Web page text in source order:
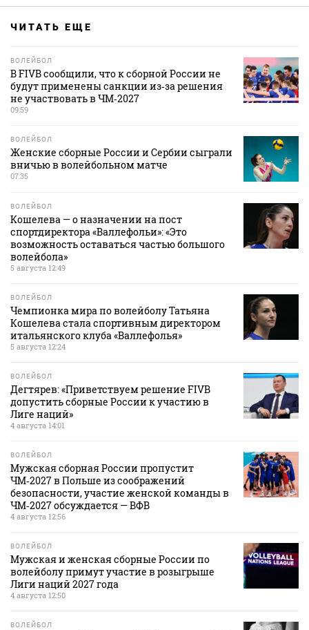
ЧИТАТЬ ЕЩЕ
ВОЛЕЙБОЛ
В FIVB сообщили, что к сборной России не
будут применены санкции из‑за решения
не участвовать в ЧМ‑2027
09:59
ВОЛЕЙБОЛ
Женские сборные России и Сербии сыграли
вничью в волейбольном матче
07:35
ВОЛЕЙБОЛ
Кошелева — о назначении на пост
спортдиректора «Валлефольи»: «Это
возможность оставаться частью большого
волейбола»
5 августа 12:49
ВОЛЕЙБОЛ
Чемпионка мира по волейболу Татьяна
Кошелева стала спортивным директором
итальянского клуба «Валлефолья»
5 августа 12:24
ВОЛЕЙБОЛ
Дегтярев: «Приветствуем решение FIVB
допустить сборные России к участию в
Лиге наций»
4 августа 14:01
ВОЛЕЙБОЛ
Мужская сборная России пропустит
ЧМ‑2027 в Польше из соображений
безопасности, участие женской команды в
ЧМ‑2027 обсуждается — ВФВ
4 августа 12:56
ВОЛЕЙБОЛ
Мужская и женская сборные России по
волейболу примут участие в розыгрыше
Лиги наций 2027 года
4 августа 12:50
ВОЛЕЙБОЛ